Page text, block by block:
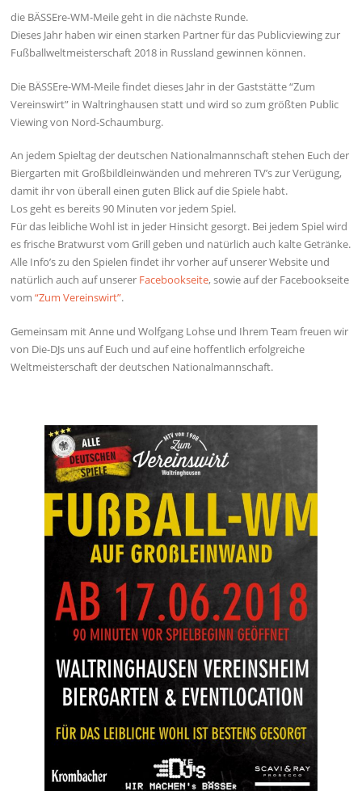
die BÄSSEre-WM-Meile geht in die nächste Runde.
Dieses Jahr haben wir einen starken Partner für das Publicviewing zur
Fußballweltmeisterschaft 2018 in Russland gewinnen können.
Die BÄSSEre-WM-Meile findet dieses Jahr in der Gaststätte “Zum
Vereinswirt” in Waltringhausen statt und wird so zum größten Public
Viewing von Nord-Schaumburg.
An jedem Spieltag der deutschen Nationalmannschaft stehen Euch der
Biergarten mit Großbildleinwänden und mehreren TV’s zur Verügung,
damit ihr von überall einen guten Blick auf die Spiele habt.
Los geht es bereits 90 Minuten vor jedem Spiel.
Für das leibliche Wohl ist in jeder Hinsicht gesorgt. Bei jedem Spiel wird
es frische Bratwurst vom Grill geben und natürlich auch kalte Getränke.
Alle Info’s zu den Spielen findet ihr vorher auf unserer Website und
natürlich auch auf unserer Facebookseite, sowie auf der Facebookseite
vom“Zum Vereinswirt”.
Gemeinsam mit Anne und Wolfgang Lohse und Ihrem Team freuen wir
von Die-DJs uns auf Euch und auf eine hoffentlich erfolgreiche
Weltmeisterschaft der deutschen Nationalmannschaft.